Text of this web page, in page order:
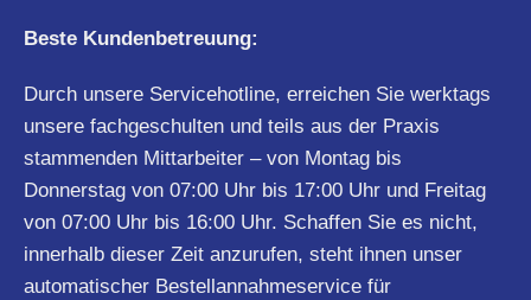
Beste Kundenbetreuung:
Durch unsere Servicehotline, erreichen Sie werktags
unsere fachgeschulten und teils aus der Praxis
stammenden Mittarbeiter – von Montag bis
Donnerstag von 07:00 Uhr bis 17:00 Uhr und Freitag
von 07:00 Uhr bis 16:00 Uhr. Schaffen Sie es nicht,
innerhalb dieser Zeit anzurufen, steht ihnen unser
automatischer Bestellannahmeservice für